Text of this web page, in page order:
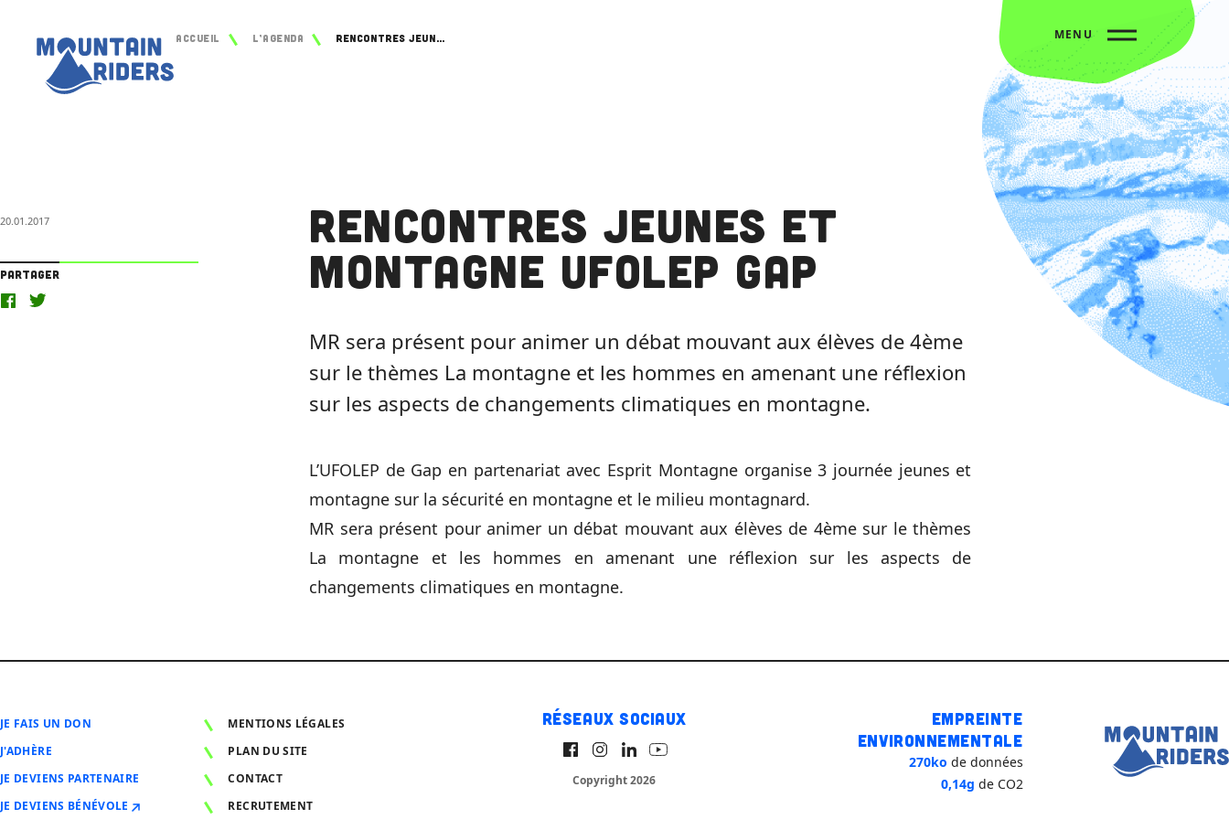
Accueil L’agenda Rencontres Jeunes et montagne UFOLEP Gap MENU
20.01.2017
Partager
Rencontres Jeunes et
montagne UFOLEP Gap
MR sera présent pour animer un débat mouvant aux élèves de 4ème
sur le thèmes La montagne et les hommes en amenant une réflexion
sur les aspects de changements climatiques en montagne.
L’UFOLEP de Gap en partenariat avec Esprit Montagne organise 3 journée jeunes et
montagne sur la sécurité en montagne et le milieu montagnard.
MR sera présent pour animer un débat mouvant aux élèves de 4ème sur le thèmes
La montagne et les hommes en amenant une réflexion sur les aspects de
changements climatiques en montagne.
JE FAIS UN DON
J'ADHÈRE
JE DEVIENS PARTENAIRE
JE DEVIENS BÉNÉVOLE
MENTIONS LÉGALES
PLAN DU SITE
CONTACT
RECRUTEMENT
Réseaux sociaux
Copyright 2026
Empreinte
environnementale
270ko de données
0,14g de CO2